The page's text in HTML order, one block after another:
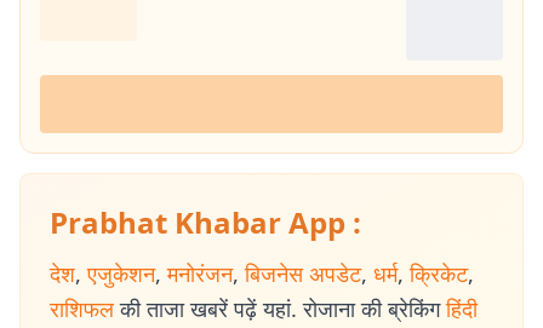
Prabhat Khabar App :
देश, एजुकेशन, मनोरंजन, बिजनेस अपडेट, धर्म, क्रिकेट,
राशिफल की ताजा खबरें पढ़ें यहां. रोजाना की ब्रेकिंग हिंदी